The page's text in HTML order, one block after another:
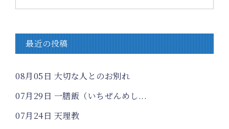
最近の投稿
08月05日 大切な人とのお別れ
07月29日 一膳飯（いちぜんめし...
07月24日 天理教